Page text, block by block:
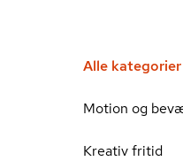
Alle kategorier
Motion og
Kreativ fritid